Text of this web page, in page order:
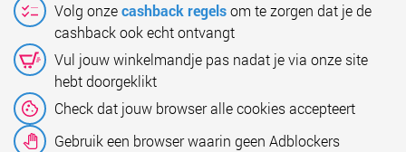
Volg onzecashback regelsom te zorgen dat je de
cashback ook echt ontvangt
Vul jouw winkelmandje pas nadat je via onze site
hebt doorgeklikt
Check dat jouw browser alle cookies accepteert
Gebruik een browser waarin geen Adblockers